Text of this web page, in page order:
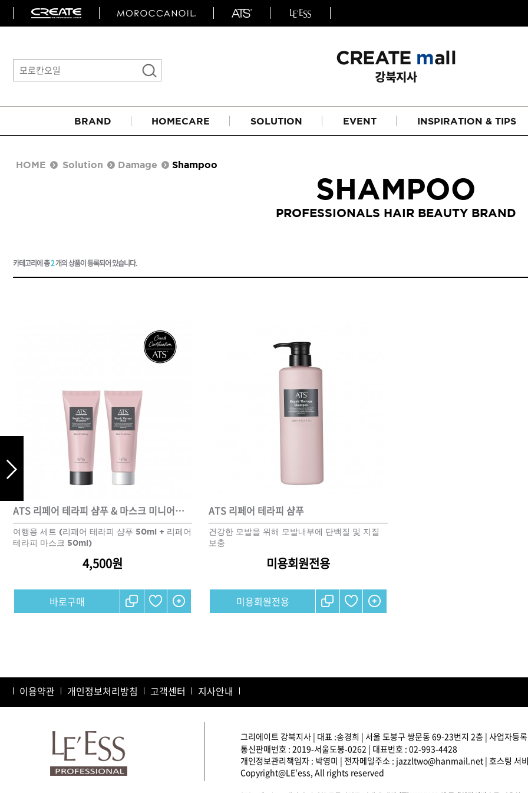
BRAND HOMECARE SOLUTION EVENT INSPIRATION & TIPS
매직기
드라이기
볼륨 라인
샴푸
트리트먼트
스타일링
브러쉬
매직기
드라이어
HOME Solution Damage Shampoo
SHAMPOO
PROFESSIONALS HAIR BEAUTY BRAND
카테고리에 총2개의 상품이 등록되어 있습니다.
ATS 리페어 테라피 샴푸 & 마스크 미니어처 세트
여행용 세트 (리페어 테라피 샴푸 50ml + 리페어
테라피 마스크 50ml)
4,500원
ATS 리페어 테라피 샴푸
건강한 모발을 위해 모발내부에 단백질 및 지질
보충
미용회원전용
미용회원전용
이용약관 개인정보처리방침 고객센터 지사안내
그리에이트 강북지사 | 대표 :송경희 | 서울 도봉구 쌍문동 69-23번지 2층 | 사업자등
통신판매번호 : 2019-서울도봉-0262 | 대표번호 : 02-993-4428
개인정보관리책임자 : 박영미 | 전자메일주소 : jazzltwo@hanmail.net | 호스팅 서
Copyright@LE'ess, All rights reserved